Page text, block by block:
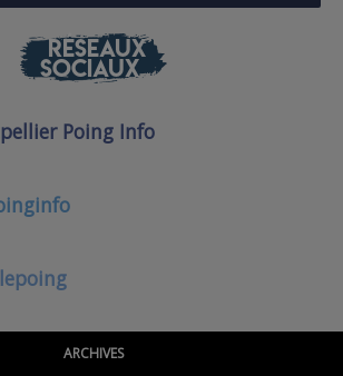
RÉSEAUX
SOCIAUX
Poing Info
ARCHIVES